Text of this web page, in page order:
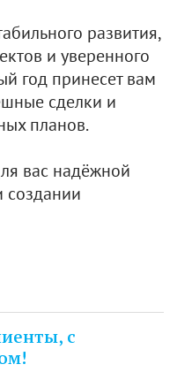
развития,
и уверенного
год принесет вам
сделки и
планов.
вас надёжной
создании
с